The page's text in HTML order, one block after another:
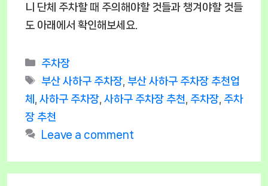
니 단체 주차할 때 주의해야할 것들과 챙겨야할 것들
도 아래에서 확인해보세요.
Categories
주차장
Tags
부산 사하구 주차장 부산 사하구 주차장 추천업
체
사하구 주차장 사하구 주차장 추천 주차장 주차
장 추천
Leave a comment